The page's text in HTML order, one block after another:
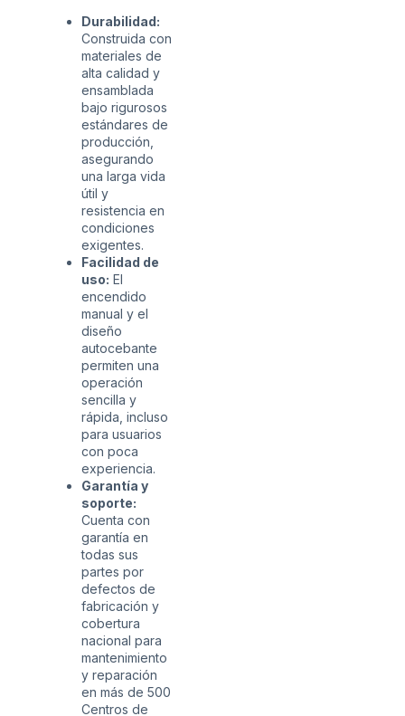
Durabilidad:
Construida con
materiales de
alta calidad y
ensamblada
bajo rigurosos
estándares de
producción,
asegurando
una larga vida
útil y
resistencia en
condiciones
exigentes.
Facilidad de
uso: El
encendido
manual y el
diseño
autocebante
permiten una
operación
sencilla y
rápida, incluso
para usuarios
con poca
experiencia.
Garantía y
soporte:
Cuenta con
garantía en
todas sus
partes por
defectos de
fabricación y
cobertura
nacional para
mantenimiento
y reparación
en más de 500
Centros de